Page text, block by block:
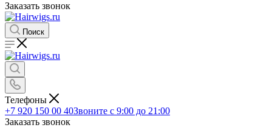
Заказать звонок
Поиск
Телефоны
+7 920 150 00 40Звоните с 9:00 до 21:00
Заказать звонок